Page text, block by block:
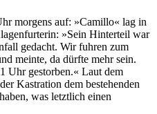
morgens auf: »Camillo« lag in
»Sein Hinterteil war
gedacht. Wir fuhren zum
meinte, da dürfte mehr sein.
Uhr gestorben.« Laut dem
Kastration dem bestehenden
was letztlich einen